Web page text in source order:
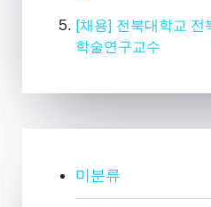
[채용] 전북대학교 전
학술연구교수
미분류